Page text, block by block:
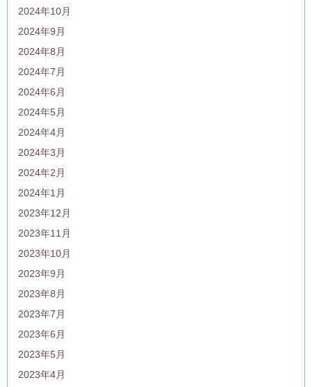
2024年10月
2024年9月
2024年8月
2024年7月
2024年6月
2024年5月
2024年4月
2024年3月
2024年2月
2024年1月
2023年12月
2023年11月
2023年10月
2023年9月
2023年8月
2023年7月
2023年6月
2023年5月
2023年4月